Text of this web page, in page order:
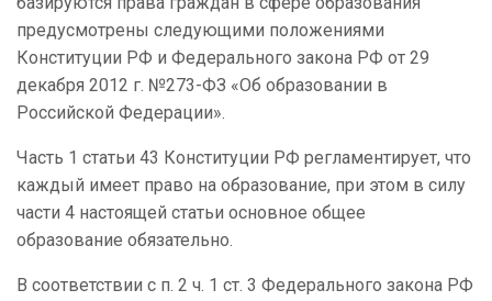
предусмотрены следующими положениями
Конституции РФ и Федерального закона РФ от 29
декабря 2012 г. №273-ФЗ «Об образовании в
Российской Федерации».
Часть 1 статьи 43 Конституции РФ регламентирует, что
каждый имеет право на образование, при этом в силу
части 4 настоящей статьи основное общее
образование обязательно.
В соответствии с п. 2 ч. 1 ст. 3 Федерального закона РФ